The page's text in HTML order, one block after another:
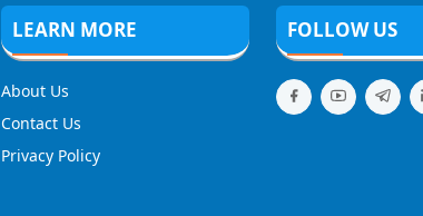
LEARN MORE
About Us
Contact Us
Privacy Policy
FOLLOW US